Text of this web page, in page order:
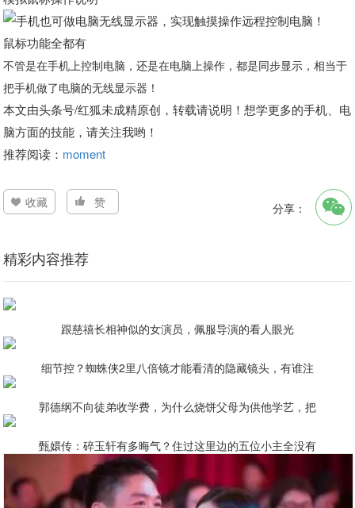
鼠标功能全都有
不管是在手机上控制电脑，还是在电脑上操作，都是同步显示，相当于
把手机做了电脑的无线显示器！
本文由头条号/红狐未成精原创，转载请说明！想学更多的手机、电
脑方面的技能，请关注我哟！
推荐阅读： moment
收藏 赞 分享：
精彩内容推荐
跟慈禧长相神似的女演员，佩服导演的看人眼光
细节控？蜘蛛侠2里八倍镜才能看清的隐藏镜头，有谁注
郭德纲不向徒弟收学费，为什么烧饼父母为供他学艺，把
甄嬛传：碎玉轩有多晦气？住过这里边的五位小主全没有